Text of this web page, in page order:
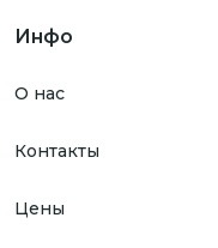
Инфо
О нас
Контакты
Цены